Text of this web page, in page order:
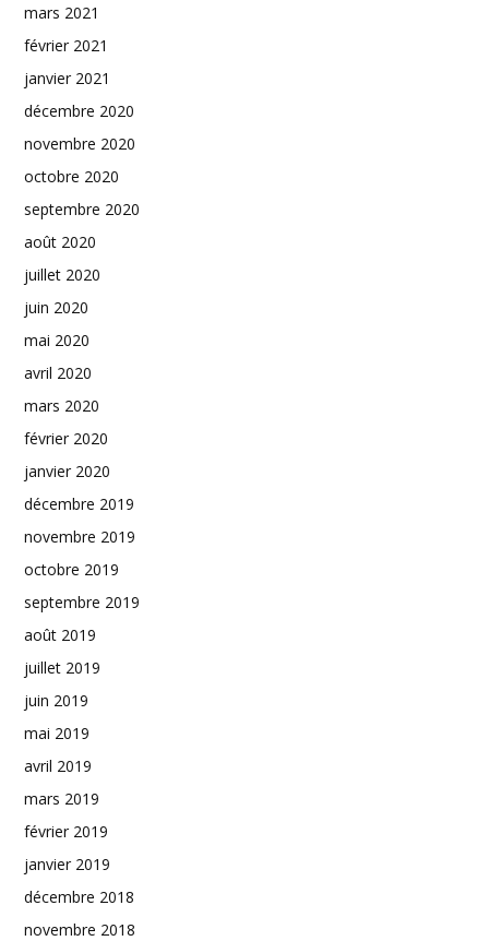
mars 2021
février 2021
janvier 2021
décembre 2020
novembre 2020
octobre 2020
septembre 2020
août 2020
juillet 2020
juin 2020
mai 2020
avril 2020
mars 2020
février 2020
janvier 2020
décembre 2019
novembre 2019
octobre 2019
septembre 2019
août 2019
juillet 2019
juin 2019
mai 2019
avril 2019
mars 2019
février 2019
janvier 2019
décembre 2018
novembre 2018